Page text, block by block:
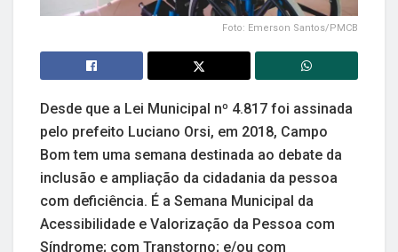
Foto: Emerson Santos/PMCB
Desde que a Lei Municipal nº 4.817 foi assinada
pelo prefeito Luciano Orsi, em 2018, Campo
Bom tem uma semana destinada ao debate da
inclusão e ampliação da cidadania da pessoa
com deficiência. É a Semana Municipal da
Acessibilidade e Valorização da Pessoa com
Síndrome; com Transtorno; e/ou com